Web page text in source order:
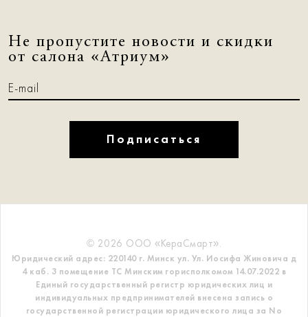
Не пропустите новости и скидки
от салона «Атриум»
Подписаться
© 2026 ООО «КераСмарт».
Юридический адрес: 220140 г. Минск ул. Ул. Иосифа Жиновича д
4 каб. 3 помещение ТС Минским горисполкомом 14.07.2022 в
Единый государственный регистр юридических лиц и
индивидуальных предпринимателей внесена запись о
государственной регистрации юридического лица за No